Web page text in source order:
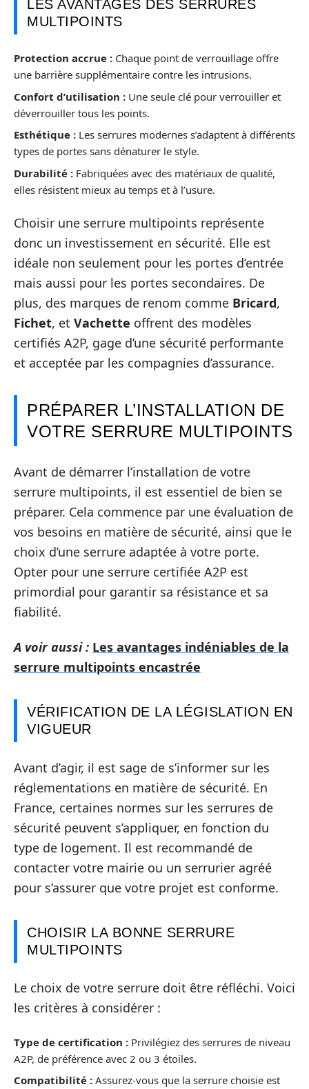
LES AVANTAGES DES SERRURES
MULTIPOINTS
Protection accrue : Chaque point de verrouillage offre
une barrière supplémentaire contre les intrusions.
Confort d’utilisation : Une seule clé pour verrouiller et
déverrouiller tous les points.
Esthétique : Les serrures modernes s’adaptent à différents
types de portes sans dénaturer le style.
Durabilité : Fabriquées avec des matériaux de qualité,
elles résistent mieux au temps et à l’usure.
Choisir une serrure multipoints représente
donc un investissement en sécurité. Elle est
idéale non seulement pour les portes d’entrée
mais aussi pour les portes secondaires. De
plus, des marques de renom comme Bricard,
Fichet, et Vachette offrent des modèles
certifiés A2P, gage d’une sécurité performante
et acceptée par les compagnies d’assurance.
PRÉPARER L’INSTALLATION DE
VOTRE SERRURE MULTIPOINTS
Avant de démarrer l’installation de votre
serrure multipoints, il est essentiel de bien se
préparer. Cela commence par une évaluation de
vos besoins en matière de sécurité, ainsi que le
choix d’une serrure adaptée à votre porte.
Opter pour une serrure certifiée A2P est
primordial pour garantir sa résistance et sa
fiabilité.
A voir aussi : Les avantages indéniables de la
serrure multipoints encastrée
VÉRIFICATION DE LA LÉGISLATION EN
VIGUEUR
Avant d’agir, il est sage de s’informer sur les
réglementations en matière de sécurité. En
France, certaines normes sur les serrures de
sécurité peuvent s’appliquer, en fonction du
type de logement. Il est recommandé de
contacter votre mairie ou un serrurier agréé
pour s’assurer que votre projet est conforme.
CHOISIR LA BONNE SERRURE
MULTIPOINTS
Le choix de votre serrure doit être réfléchi. Voici
les critères à considérer :
Type de certification : Privilégiez des serrures de niveau
A2P, de préférence avec 2 ou 3 étoiles.
Compatibilité : Assurez-vous que la serrure choisie est